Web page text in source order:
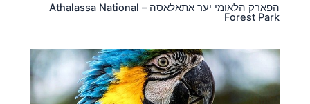
הפארק הלאומי יער אתאלאסה – Athalassa National
Forest Park